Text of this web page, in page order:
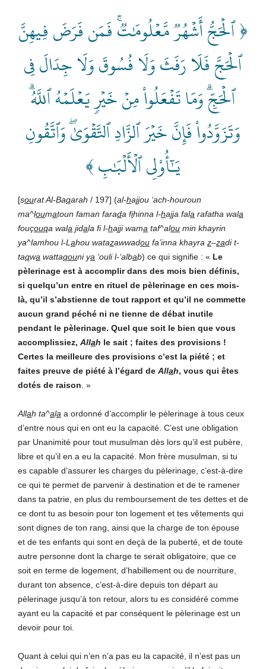
﴿ ٱلۡحَجُّ أَشۡهُرٞ مَّعۡلُومَٰتٞۚ فَمَن فَرَضَ فِيهِنَّ
ٱلۡحَجَّ فَلَا رَفَثَ وَلَا فُسُوقَ وَلَا جِدَالَ فِي
ٱلۡحَجِّۗ وَمَا تَفۡعَلُواْ مِنۡ خَيۡرٖ يَعۡلَمۡهُ ٱللَّهُۗ
وَتَزَوَّدُواْ فَإِنَّ خَيۡرَ ٱلزَّادِ ٱلتَّقۡوَىٰۖ وَٱتَّقُونِ
يَـٰٓأُوْلِي ٱلۡأَلۡبَٰبِ ﴾
[sourat Al-Baqarah / 197] (al-hajjou ‘ach-houroun
ma^loumatoun faman farada fihinna l-hajja fala rafatha wala
fouçouqa wala jidala fi l-hajji wama taf^alou min khayrin
ya^lamhou l-L ahou watazawwadou fa’inna khayra z–zadi t-
taqwa wattaqouni ya ‘ouli l-‘albab) ce qui signifie : « Le
pèlerinage est à accomplir dans des mois bien définis,
si quelqu’un entre en rituel de pèlerinage en ces mois-
là, qu’il s’abstienne de tout rapport et qu’il ne commette
aucun grand péché ni ne tienne de débat inutile
pendant le pèlerinage. Quel que soit le bien que vous
accomplissiez, Allah le sait ; faites des provisions !
Certes la meilleure des provisions c’est la piété ; et
faites preuve de piété à l’égard de Allah, vous qui êtes
dotés de raison . »
Allah ta^ala a ordonné d’accomplir le pèlerinage à tous ceux
d’entre nous qui en ont eu la capacité. C’est une obligation
par Unanimité pour tout musulman dès lors qu’il est pubère,
libre et qu’il en a eu la capacité. Mon frère musulman, si tu
es capable d’assurer les charges du pèlerinage, c’est-à-dire
ce qui te permet de parvenir à destination et de te ramener
dans ta patrie, en plus du remboursement de tes dettes et de
ce dont tu as besoin pour ton logement et tes vêtements qui
sont dignes de ton rang, ainsi que la charge de ton épouse
et de tes enfants qui sont en deçà de la puberté, et de toute
autre personne dont la charge te serait obligatoire, que ce
soit en terme de logement, d’habillement ou de nourriture,
durant ton absence, c’est-à-dire depuis ton départ au
pèlerinage jusqu’à ton retour, alors tu es considéré comme
ayant eu la capacité et par conséquent le pèlerinage est un
devoir pour toi.
Quant à celui qui n’en n’a pas eu la capacité, il n’est pas un